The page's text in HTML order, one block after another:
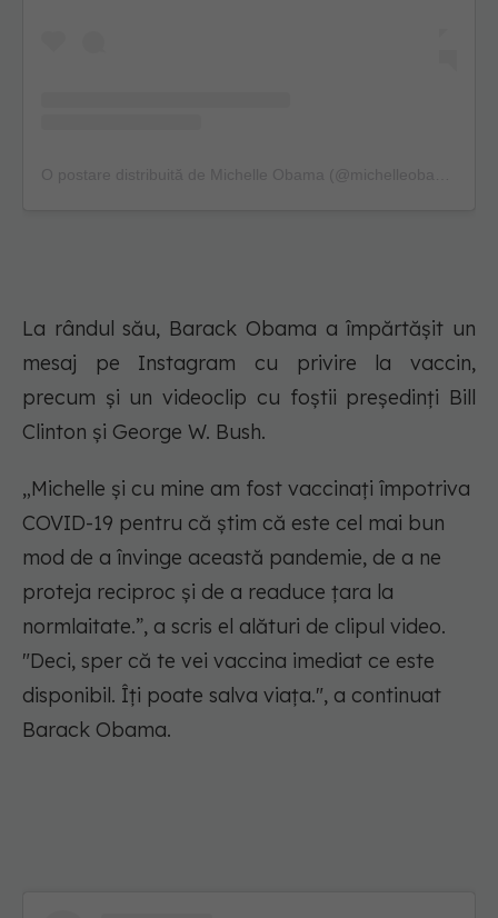
La rândul său, Barack Obama a împărtășit un
mesaj pe Instagram cu privire la vaccin,
precum și un videoclip cu foștii președinți Bill
Clinton și George W. Bush.
„Michelle și cu mine am fost vaccinați împotriva
COVID-19 pentru că știm că este cel mai bun
mod de a învinge această pandemie, de a ne
proteja reciproc și de a readuce țara la
normlaitate.”, a scris el alături de clipul video.
"Deci, sper că te vei vaccina imediat ce este
disponibil. Îți poate salva viața.", a continuat
Barack Obama.